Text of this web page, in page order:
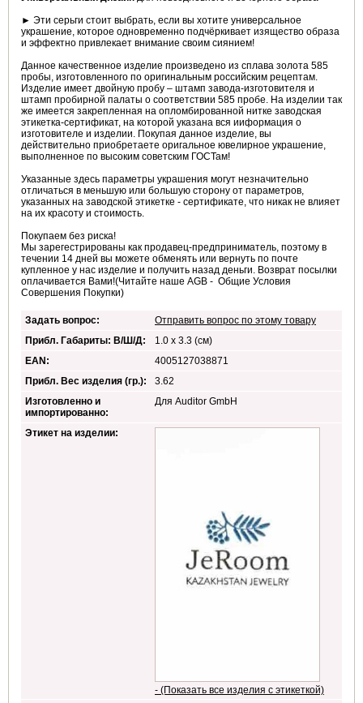
► Эти серьги стоит выбрать, если вы хотите универсальное
украшение, которое одновременно подчёркивает изящество образа
и эффектно привлекает внимание своим сиянием!
Данное качественное изделие произведено из сплава золота 585
пробы, изготовленного по оригинальным российским рецептам.
Изделие имеет двойную пробу – штамп завода-изготовителя и
штамп пробирной палаты о соответствии 585 пробе. На изделии так
же имеется закрепленная на опломбированной нитке заводская
этикетка-сертификат, на которой указана вся ииформация о
изготовителе и изделии. Покупая данное изделие, вы
действительно приобретаете оригальное ювелирное украшение,
выполненное по высоким советским ГОСТам!
Указанные здесь параметры украшения могут незначительно
отличаться в меньшую или большую сторону от параметров,
указанных на заводской этикетке - сертификате, что никак не влияет
на их красоту и стоимость.
Покупаем без риска!
Мы зарегестрированы как продавец-предприниматель, поэтому в
течении 14 дней вы можете обменять или вернуть по почте
купленное у нас изделие и получить назад деньги. Возврат посылки
оплачивается Вами!(Читайте наше AGB - Общие Условия
Совершения Покупки)
Задать вопрос:
Отправить вопрос по этому товару
Прибл. Габариты: В/Ш/Д:
1.0 х 3.3 (см)
EAN:
4005127038871
Прибл. Вес изделия (гр.):
3.62
Изготовленно и
импортированно:
Для Auditor GmbH
Этикет на изделии:
- (Показать все изделия с этикеткой)